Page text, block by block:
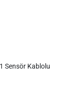
Sensör Kablolu